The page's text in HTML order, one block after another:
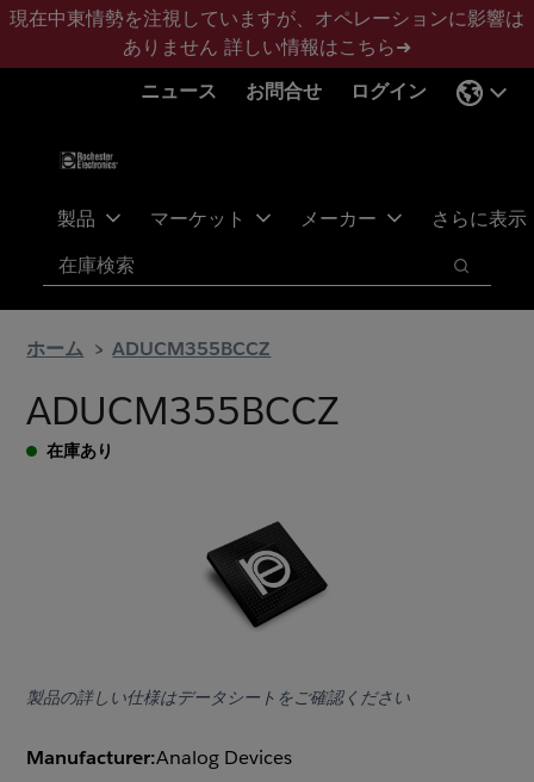
メ
ン
フ
タ
現在中東情勢を注視していますが、オペレーションに影響は
ありません 詳しい情報はこちら➜
ニュース
お問合せ ログイン
製品 マーケット メーカー さらに表示
検索
検索
ホーム ADUCM355BCCZ
ADUCM355BCCZ
在庫あり
製品の詳しい仕様はデータシートをご確認ください
Manufacturer:Analog Devices